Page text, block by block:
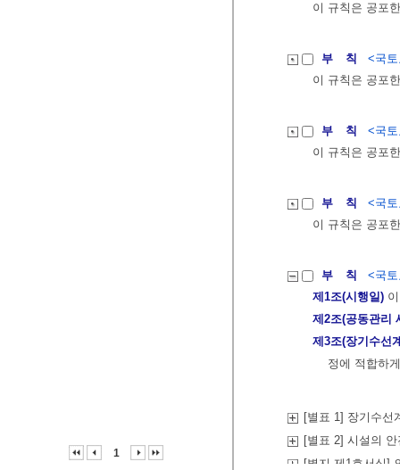
1
이 규칙은 공포
부 칙
<국
이 규칙은 공포
부 칙
<국
이 규칙은 공포
부 칙
<국
이 규칙은 공포
부 칙
<국
제1조(시행일)
제2조(공동관리
제3조(장기수선
정에 적합하
[별표 1] 장기수선
[별표 2] 시설의
[별지 제1호서식]